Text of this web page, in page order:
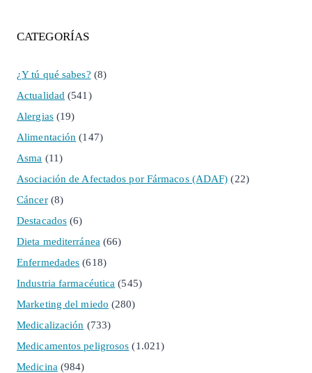
CATEGORÍAS
¿Y tú qué sabes? (8)
Actualidad (541)
Alergias(19)
Alimentación (147)
Asma (11)
Asociación de Afectados por Fármacos (ADAF) (22)
Cáncer(8)
Destacados (6)
Dieta mediterránea (66)
Enfermedades (618)
Industria farmacéutica (545)
Marketing del miedo (280)
Medicalización (733)
Medicamentos peligrosos (1.021)
Medicina (984)